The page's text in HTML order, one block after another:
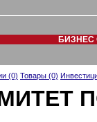
БИЗНЕС
(0) Товары (0)